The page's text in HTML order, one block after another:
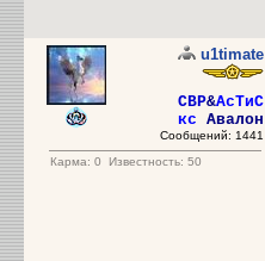
u1timate
CBP&АсТиС
кс Авалон
Сообщений: 1441
Карма: 0 Известность: 50